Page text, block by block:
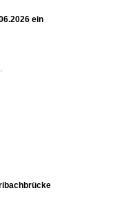
ein